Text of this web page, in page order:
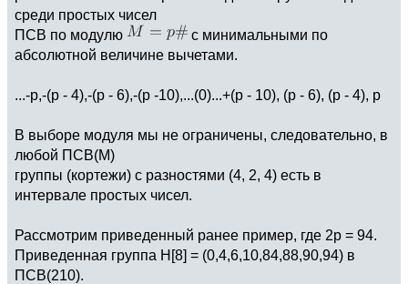
среди простых чисел
ПСВ по модулю
с минимальными по
абсолютной величине вычетами.
...-p,-(p - 4),-(p - 6),-(p -10),...(0)...+(p - 10), (p - 6), (p - 4), p
В выборе модуля мы не ограничены, следовательно, в
любой ПСВ(М)
группы (кортежи) с разностями (4, 2, 4) есть в
интервале простых чисел.
Рассмотрим приведенный ранее пример, где 2р = 94.
Приведенная группа H[8] = (0,4,6,10,84,88,90,94) в
ПСВ(210).